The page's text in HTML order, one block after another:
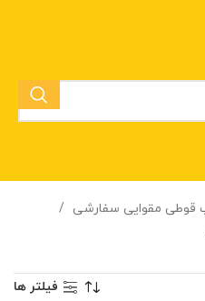
قوطی مقوایی سفارشی
فیلتر ها